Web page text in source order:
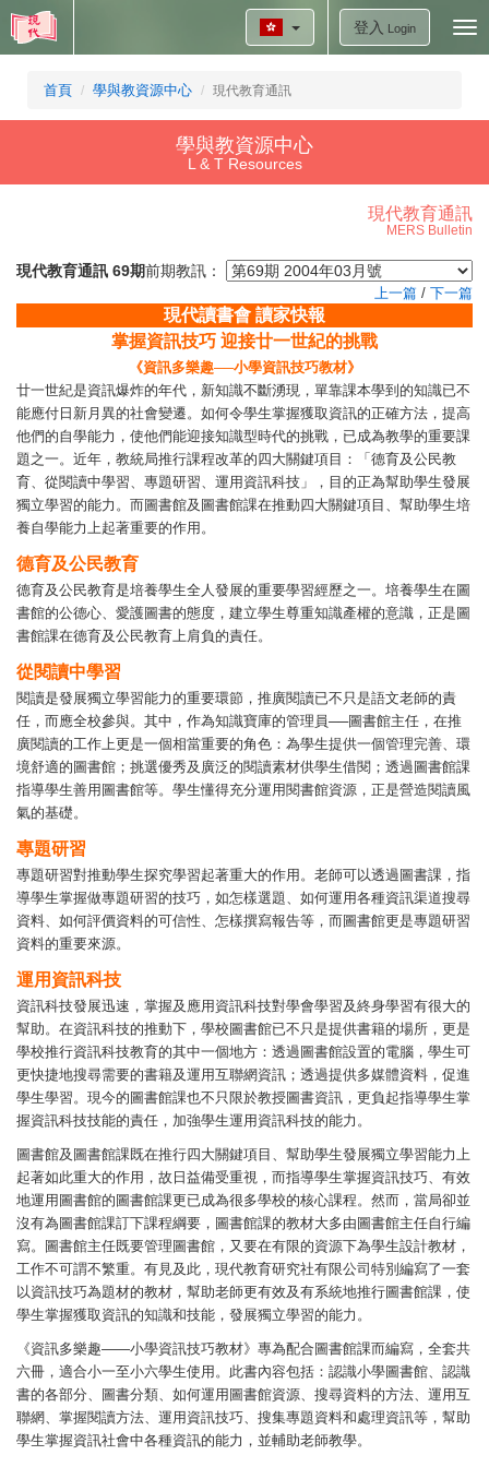
登入 Login
首頁 學與教資源中心 現代教育通訊
學與教資源中心
L & T Resources
現代教育通訊
MERS Bulletin
現代教育通訊 69期前期教訊：
上一篇 / 下一篇
現代讀書會 讀家快報
掌握資訊技巧 迎接廿一世紀的挑戰
《資訊多樂趣──小學資訊技巧教材》
廿一世紀是資訊爆炸的年代，新知識不斷湧現，單靠課本學到的知識已不
能應付日新月異的社會變遷。如何令學生掌握獲取資訊的正確方法，提高
他們的自學能力，使他們能迎接知識型時代的挑戰，已成為教學的重要課
題之一。近年，教統局推行課程改革的四大關鍵項目：「德育及公民教
育、從閱讀中學習、專題研習、運用資訊科技」，目的正為幫助學生發展
獨立學習的能力。而圖書館及圖書館課在推動四大關鍵項目、幫助學生培
養自學能力上起著重要的作用。
德育及公民教育
德育及公民教育是培養學生全人發展的重要學習經歷之一。培養學生在圖
書館的公德心、愛護圖書的態度，建立學生尊重知識產權的意識，正是圖
書館課在德育及公民教育上肩負的責任。
從閱讀中學習
閱讀是發展獨立學習能力的重要環節，推廣閱讀已不只是語文老師的責
任，而應全校參與。其中，作為知識寶庫的管理員──圖書館主任，在推
廣閱讀的工作上更是一個相當重要的角色：為學生提供一個管理完善、環
境舒適的圖書館；挑選優秀及廣泛的閱讀素材供學生借閱；透過圖書館課
指導學生善用圖書館等。學生懂得充分運用閱書館資源，正是營造閱讀風
氣的基礎。
專題研習
專題研習對推動學生探究學習起著重大的作用。老師可以透過圖書課，指
導學生掌握做專題研習的技巧，如怎樣選題、如何運用各種資訊渠道搜尋
資料、如何評價資料的可信性、怎樣撰寫報告等，而圖書館更是專題研習
資料的重要來源。
運用資訊科技
資訊科技發展迅速，掌握及應用資訊科技對學會學習及終身學習有很大的
幫助。在資訊科技的推動下，學校圖書館已不只是提供書籍的場所，更是
學校推行資訊科技教育的其中一個地方：透過圖書館設置的電腦，學生可
更快捷地搜尋需要的書籍及運用互聯網資訊；透過提供多媒體資料，促進
學生學習。現今的圖書館課也不只限於教授圖書資訊，更負起指導學生掌
握資訊科技技能的責任，加強學生運用資訊科技的能力。
圖書館及圖書館課既在推行四大關鍵項目、幫助學生發展獨立學習能力上
起著如此重大的作用，故日益備受重視，而指導學生掌握資訊技巧、有效
地運用圖書館的圖書館課更已成為很多學校的核心課程。然而，當局卻並
沒有為圖書館課訂下課程綱要，圖書館課的教材大多由圖書館主任自行編
寫。圖書館主任既要管理圖書館，又要在有限的資源下為學生設計教材，
工作不可謂不繁重。有見及此，現代教育研究社有限公司特別編寫了一套
以資訊技巧為題材的教材，幫助老師更有效及有系統地推行圖書館課，使
學生掌握獲取資訊的知識和技能，發展獨立學習的能力。
《資訊多樂趣——小學資訊技巧教材》專為配合圖書館課而編寫，全套共
六冊，適合小一至小六學生使用。此書內容包括：認識小學圖書館、認識
書的各部分、圖書分類、如何運用圖書館資源、搜尋資料的方法、運用互
聯網、掌握閱讀方法、運用資訊技巧、搜集專題資料和處理資訊等，幫助
學生掌握資訊社會中各種資訊的能力，並輔助老師教學。